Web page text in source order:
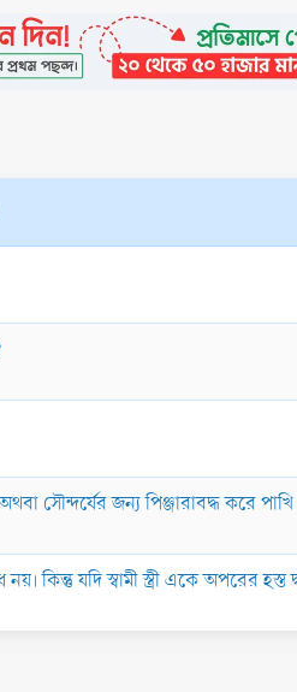
সৌন্দর্যের জন্য পিঞ্জারাবদ্ধ করে
কিন্তু যদি স্বামী স্ত্রী একে অপরের